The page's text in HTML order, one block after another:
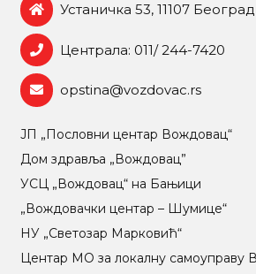
Устаничка 53, 11107 Београд
Централа: 011/ 244-7420
opstina@vozdovac.rs
ЈП „Пословни центар Вождовац“
Дом здравља „Вождовац”
УСЦ „Вождовац“ на Бањици
„Вождовачки центар – Шумице“
НУ „Светозар Марковић“
Центар МO за локалну самоуправу